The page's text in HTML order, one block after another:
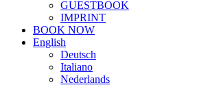
GUESTBOOK
IMPRINT
BOOK NOW
English
Deutsch
Italiano
Nederlands